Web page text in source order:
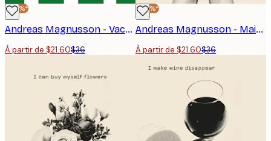
-40%*
Andreas Magnusson - Vache laitière fantaisiste Affiche
À partir de $21.60$36
-40%*
Andreas Magnusson - Mains tenant une tasse de thé Affiche
À partir de $21.60$36